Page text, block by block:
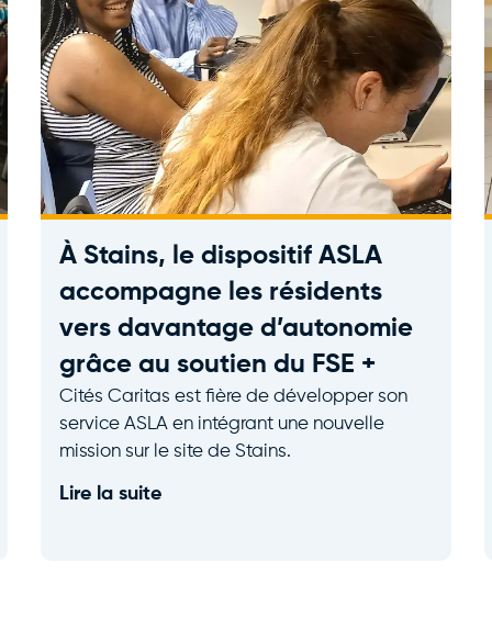
À Stains, le dispositif ASLA
accompagne les résidents
vers davantage d’autonomie
grâce au soutien du FSE +
Cités Caritas est fière de développer son
service ASLA en intégrant une nouvelle
mission sur le site de Stains.
Lire la suite